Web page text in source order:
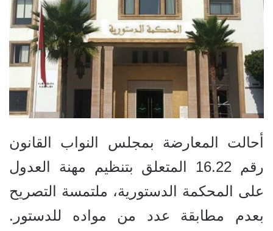
أحالت المعارضة بمجلس النواب القانون
رقم 16.22 المتعلق بتنظيم مهنة العدول
على المحكمة الدستورية، ملتمسة التصريح
بعدم مطابقة عدد من مواده للدستور.